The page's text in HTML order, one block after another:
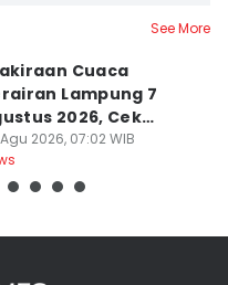
See More
Cuaca
Lampung 7
2026, Cek
2026, 07:02 WIB